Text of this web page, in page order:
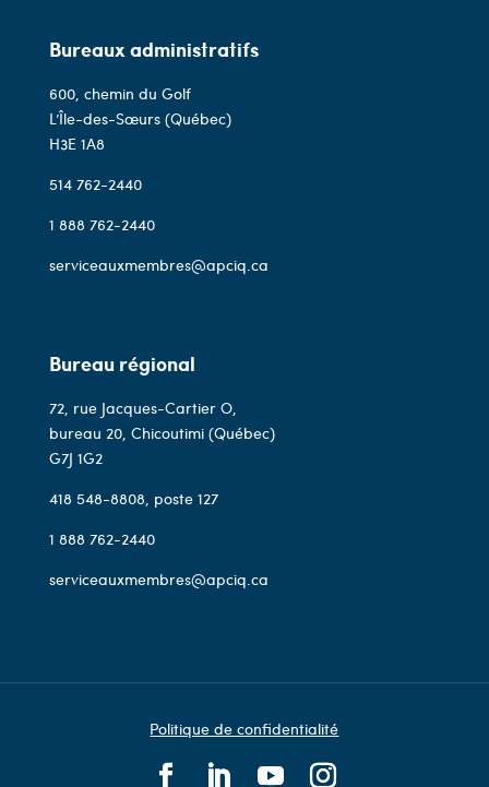
Bureaux administratifs
600, chemin du Golf
L’Île-des-Sœurs (Québec)
H3E 1A8
514 762-2440
1 888 762-2440
serviceauxmembres@apciq.ca
Bureau régional
72, rue Jacques-Cartier O,
bureau 20, Chicoutimi (Québec)
G7J 1G2
418 548-8808, poste 127
1 888 762-2440
serviceauxmembres@apciq.ca
Politique de confidentialité